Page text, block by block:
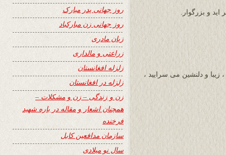
و بزرگوار.
زیبا و دلنشین می سرایید ،
روز جهانی پدر مبارک
روز جهانی زن مبارکباد
زبان مادری
زراعتی و مالداری
زلزله افغانستان
زلزله در افغانستان
زن و زندگی – زن و مشکلات –
همچنان اشعار و مقاله در باره شهید
فرخنده
سازمان مدافعین کابل
سال نو میلادی